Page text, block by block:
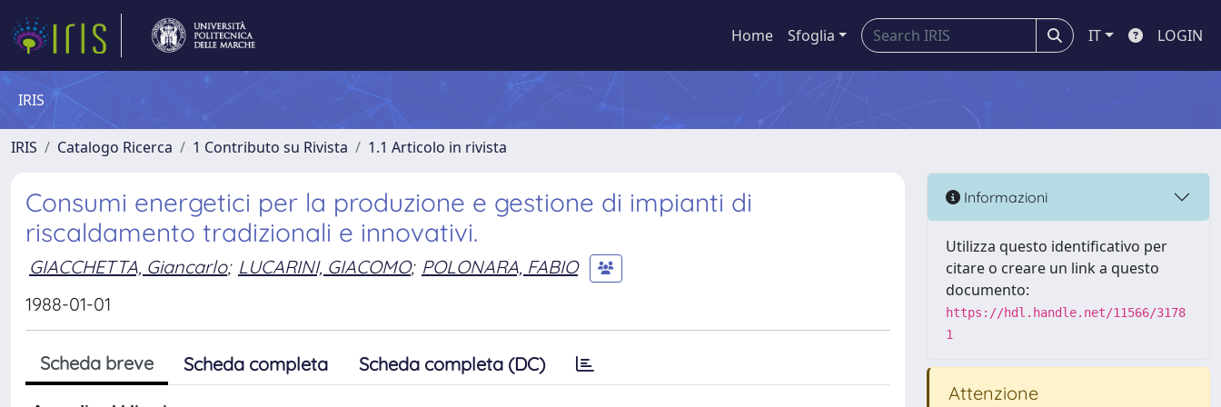
Home Sfoglia IT LOGIN
IRIS
IRIS Catalogo Ricerca 1 Contributo su Rivista 1.1 Articolo in rivista
Consumi energetici per la produzione e gestione di impianti di
riscaldamento tradizionali e innovativi.
GIACCHETTA, Giancarlo; LUCARINI, GIACOMO; POLONARA, FABIO
1988-01-01
Scheda breve Scheda completa Scheda completa (DC)
Informazioni
Utilizza questo identificativo per
citare o creare un link a questo
documento:
https://hdl.handle.net/11566/3178
1
Attenzione